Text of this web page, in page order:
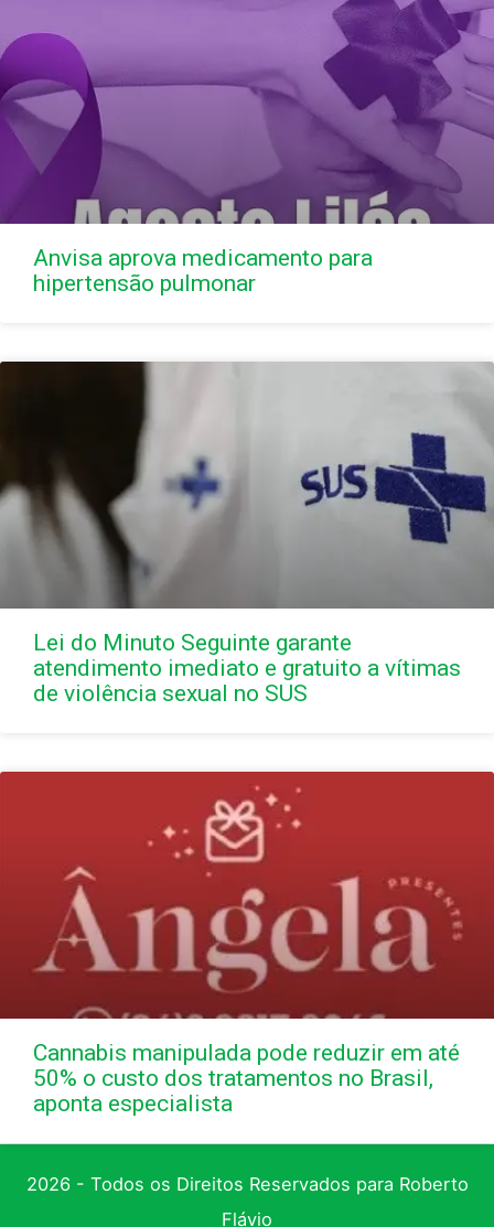
Anvisa aprova medicamento para
hipertensão pulmonar
Lei do Minuto Seguinte garante
atendimento imediato e gratuito a vítimas
de violência sexual no SUS
Cannabis manipulada pode reduzir em até
50% o custo dos tratamentos no Brasil,
aponta especialista
2026 - Todos os Direitos Reservados para Roberto
Flávio